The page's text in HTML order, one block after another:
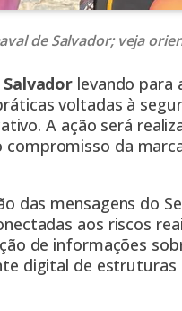
de Salvador; veja
levando para
voltadas à
A ação será
compromisso da
das mensagens do
aos riscos
de informações
digital de